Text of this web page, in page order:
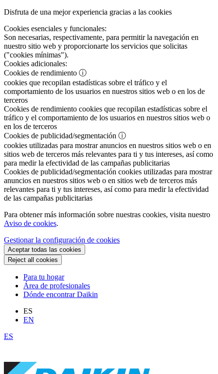
Disfruta de una mejor experiencia gracias a las cookies
Cookies esenciales y funcionales:
Son necesarias, respectivamente, para permitir la navegación en
nuestro sitio web y proporcionarte los servicios que solicitas
("cookies mínimas").
Cookies adicionales:
Cookies de rendimiento ⓘ
cookies que recopilan estadísticas sobre el tráfico y el
comportamiento de los usuarios en nuestros sitios web o en los de
terceros
Cookies de rendimiento cookies que recopilan estadísticas sobre el
tráfico y el comportamiento de los usuarios en nuestros sitios web o
en los de terceros
Cookies de publicidad/segmentación ⓘ
cookies utilizadas para mostrar anuncios en nuestros sitios web o en
sitios web de terceros más relevantes para ti y tus intereses, así como
para medir la efectividad de las campañas publicitarias
Cookies de publicidad/segmentación cookies utilizadas para mostrar
anuncios en nuestros sitios web o en sitios web de terceros más
relevantes para ti y tus intereses, así como para medir la efectividad
de las campañas publicitarias
Para obtener más información sobre nuestras cookies, visita nuestro
Aviso de cookies.
Gestionar la configuración de cookies
Aceptar todas las cookies
Reject all cookies
Para tu hogar
Área de profesionales
Dónde encontrar Daikin
ES
EN
ES